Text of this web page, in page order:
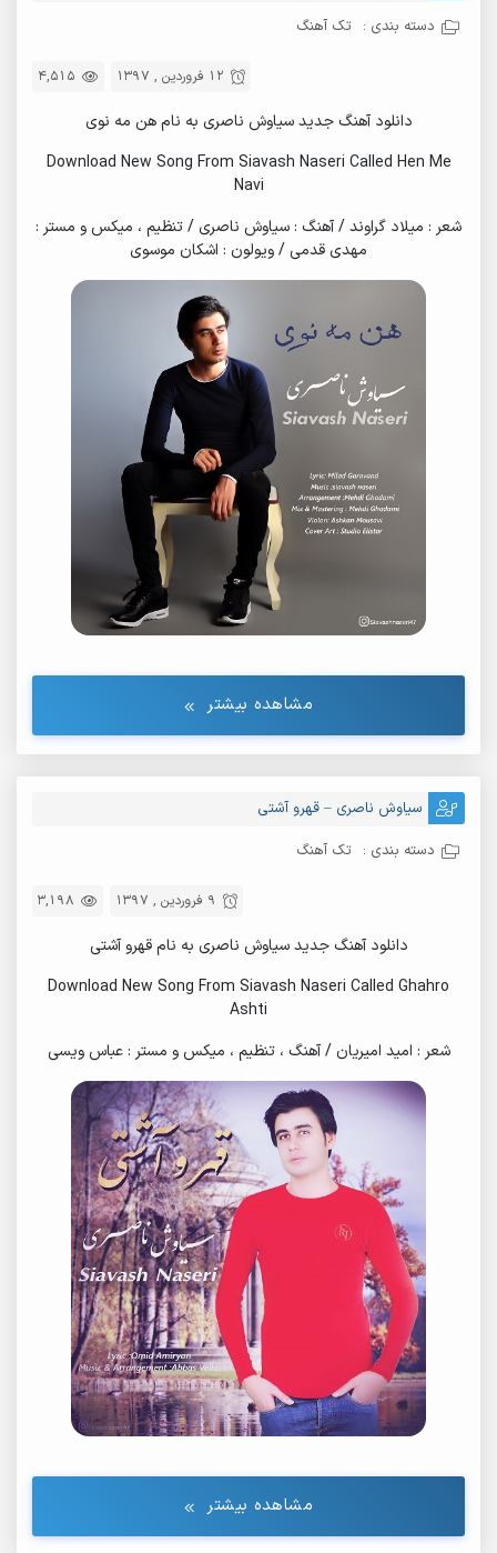
دسته بندی : تک آهنگ
4,515 12 فروردین , 1397
دانلود آهنگ جدید سیاوش ناصری به نام هن مه نوی
Download New Song From Siavash Naseri Called Hen Me
Navi
شعر : میلاد گراوند / آهنگ : سیاوش ناصری / تنظیم ، میکس و مستر :
مهدی قدمی / ویولون : اشکان موسوی
مشاهده بیشتر
سیاوش ناصری – قهرو آشتی
دسته بندی : تک آهنگ
3,198 9 فروردین , 1397
دانلود آهنگ جدید سیاوش ناصری به نام قهرو آشتی
Download New Song From Siavash Naseri Called Ghahro
Ashti
شعر : امید امیریان / آهنگ ، تنظیم ، میکس و مستر : عباس ویسى
مشاهده بیشتر